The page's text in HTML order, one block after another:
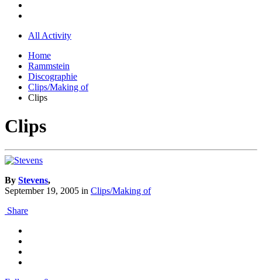
All Activity
Home
Rammstein
Discographie
Clips/Making of
Clips
Clips
By Stevens,
September 19, 2005 in Clips/Making of
Share